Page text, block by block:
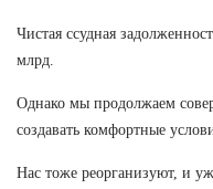
Чистая ссудная
млрд.
Однако мы продолжаем
создавать комфортные
Нас тоже реорганизуют, и